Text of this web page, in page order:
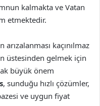
kalmakta ve Vatan
etmektedir.
kaçınılmaz
üstesinden gelmek için
büyük önem
, sunduğu hızlı çözümler,
ve uygun fiyat